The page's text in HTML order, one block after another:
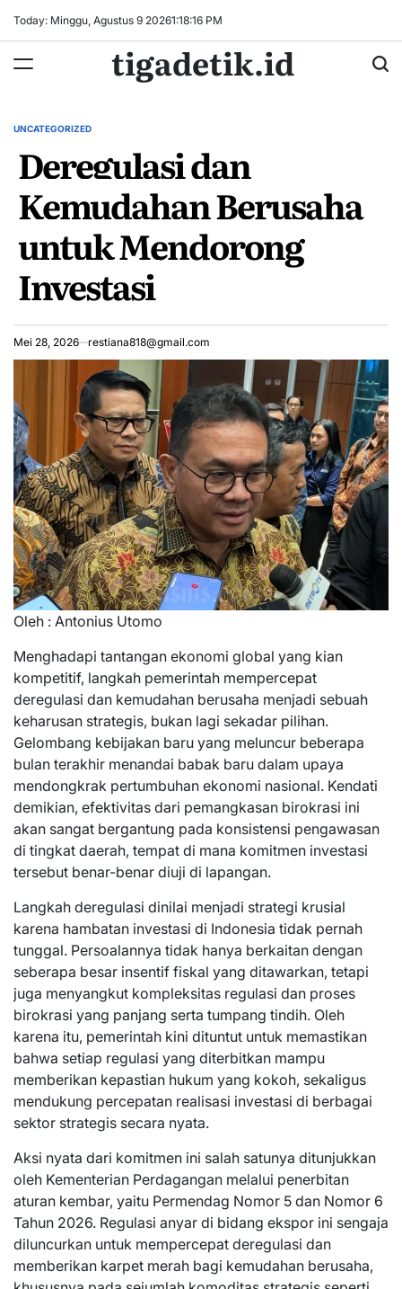
Today: Minggu, Agustus 9 20261:18:17 PM
tigadetik.id
POSTED
UNCATEGORIZED
Deregulasi dan
Kemudahan Berusaha
untuk Mendorong
Investasi
Mei 28, 2026 restiana818@gmail.com
Oleh : Antonius Utomo
Menghadapi tantangan ekonomi global yang kian
kompetitif, langkah pemerintah mempercepat
deregulasi dan kemudahan berusaha menjadi sebuah
keharusan strategis, bukan lagi sekadar pilihan.
Gelombang kebijakan baru yang meluncur beberapa
bulan terakhir menandai babak baru dalam upaya
mendongkrak pertumbuhan ekonomi nasional. Kendati
demikian, efektivitas dari pemangkasan birokrasi ini
akan sangat bergantung pada konsistensi pengawasan
di tingkat daerah, tempat di mana komitmen investasi
tersebut benar-benar diuji di lapangan.
Langkah deregulasi dinilai menjadi strategi krusial
karena hambatan investasi di Indonesia tidak pernah
tunggal. Persoalannya tidak hanya berkaitan dengan
seberapa besar insentif fiskal yang ditawarkan, tetapi
juga menyangkut kompleksitas regulasi dan proses
birokrasi yang panjang serta tumpang tindih. Oleh
karena itu, pemerintah kini dituntut untuk memastikan
bahwa setiap regulasi yang diterbitkan mampu
memberikan kepastian hukum yang kokoh, sekaligus
mendukung percepatan realisasi investasi di berbagai
sektor strategis secara nyata.
Aksi nyata dari komitmen ini salah satunya ditunjukkan
oleh Kementerian Perdagangan melalui penerbitan
aturan kembar, yaitu Permendag Nomor 5 dan Nomor 6
Tahun 2026. Regulasi anyar di bidang ekspor ini sengaja
diluncurkan untuk mempercepat deregulasi dan
memberikan karpet merah bagi kemudahan berusaha,